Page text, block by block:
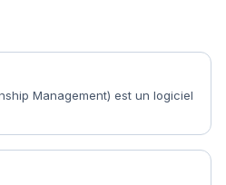
Management) est un logiciel